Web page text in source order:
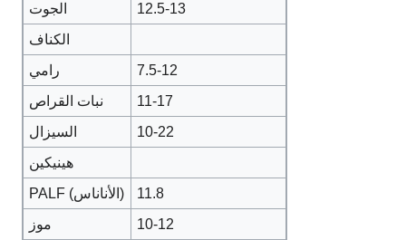
الجوت
12.5-13
الكناف
رامي
7.5-12
نبات القراص
11-17
السيزال
10-22
هينيكين
PALF (الأناناس)
11.8
موز
10-12